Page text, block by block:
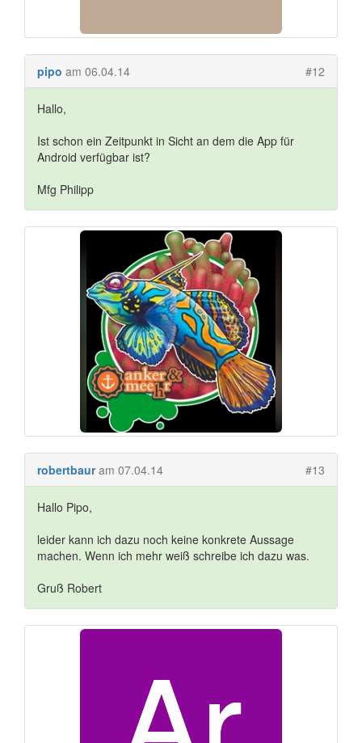
pipo am 06.04.14 #12
Hallo,
Ist schon ein Zeitpunkt in Sicht an dem die App für
Android verfügbar ist?
Mfg Philipp
robertbaur am 07.04.14 #13
Hallo Pipo,
leider kann ich dazu noch keine konkrete Aussage
machen. Wenn ich mehr weiß schreibe ich dazu was.
Gruß Robert